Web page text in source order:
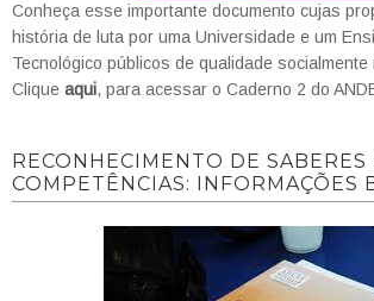
Conheça esse importante documento cujas
história de luta por uma Universidade e um
Tecnológico públicos de qualidade socialmente
Clique aqui, para acessar o Caderno 2 do
RECONHECIMENTO DE SABERES
COMPETÊNCIAS: INFORMAÇÕES